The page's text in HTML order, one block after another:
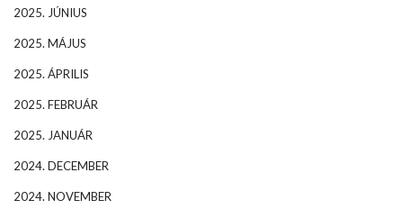
2025. JÚNIUS
2025. MÁJUS
2025. ÁPRILIS
2025. FEBRUÁR
2025. JANUÁR
2024. DECEMBER
2024. NOVEMBER